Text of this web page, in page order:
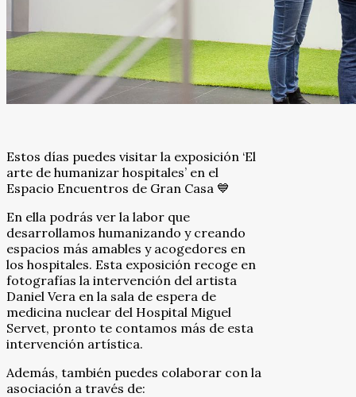
Estos días puedes visitar la exposición ‘El
arte de humanizar hospitales’ en el
Espacio Encuentros de Gran Casa 💙
En ella podrás ver la labor que
desarrollamos humanizando y creando
espacios más amables y acogedores en
los hospitales. Esta exposición recoge en
fotografías la intervención del artista
Daniel Vera en la sala de espera de
medicina nuclear del Hospital Miguel
Servet, pronto te contamos más de esta
intervención artística.
Además, también puedes colaborar con la
asociación a través de: